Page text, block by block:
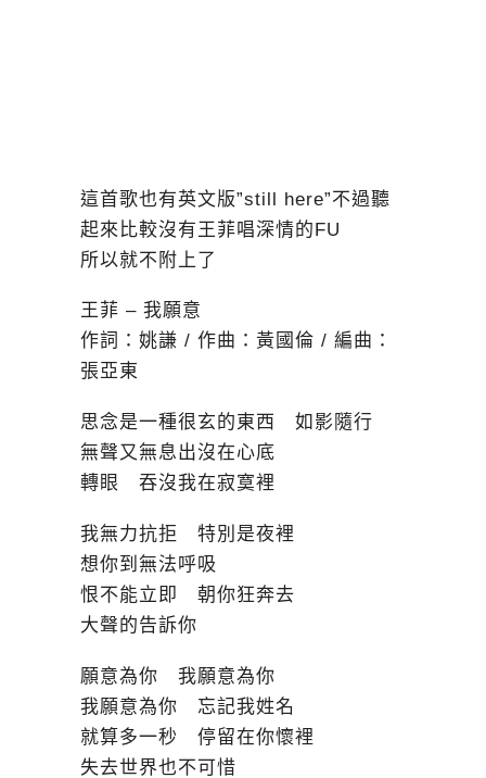
這首歌也有英文版”still here”不過聽
起來比較沒有王菲唱深情的FU
所以就不附上了
王菲 – 我願意
作詞：姚謙 / 作曲：黃國倫 / 編曲：
張亞東
思念是一種很玄的東西 如影隨行
無聲又無息出沒在心底
轉眼 吞沒我在寂寞裡
我無力抗拒 特別是夜裡
想你到無法呼吸
恨不能立即 朝你狂奔去
大聲的告訴你
願意為你 我願意為你
我願意為你 忘記我姓名
就算多一秒 停留在你懷裡
失去世界也不可惜